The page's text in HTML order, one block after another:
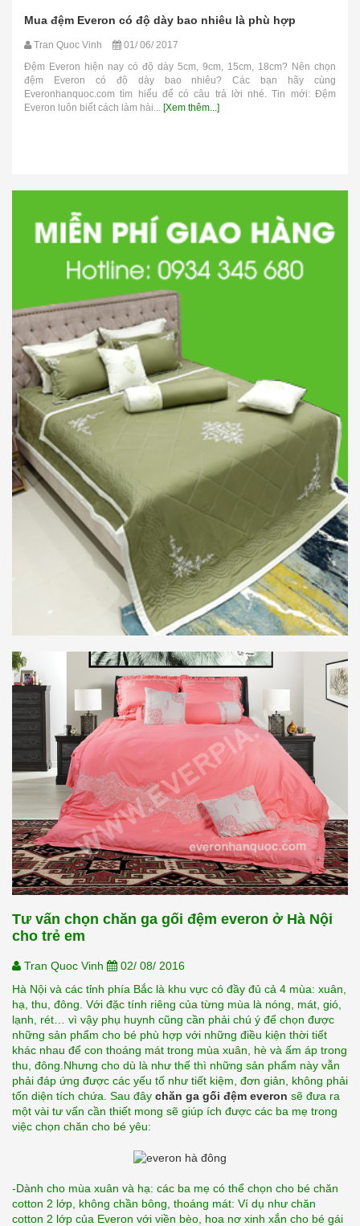
Mua đệm Everon có độ dày bao nhiêu là phù hợp
Tran Quoc Vinh
01/ 06/ 2017
Đệm Everon hiện nay có độ dày 5cm, 9cm, 15cm, 18cm? Nên chọn
đệm Everon có độ dày bao nhiêu? Các bạn hãy cùng
Everonhanquoc.com tìm hiểu để có câu trả lời nhé. Tin mới: Đệm
Everon luôn biết cách làm hài... [Xem thêm...]
Tư vấn chọn chăn ga gối đệm everon ở Hà Nội
cho trẻ em
Tran Quoc Vinh
02/ 08/ 2016
Hà Nội và các tỉnh phía Bắc là khu vực có đầy đủ cả 4 mùa: xuân,
hạ, thu, đông. Với đặc tính riêng của từng mùa là nóng, mát, gió,
lạnh, rét… vì vậy phụ huynh cũng cần phải chú ý để chọn được
những sản phẩm cho bé phù hợp với những điều kiện thời tiết
khác nhau để con thoáng mát trong mùa xuân, hè và ấm áp trong
thu, đông.Nhưng cho dù là như thế thì những sản phẩm này vẫn
phải đáp ứng được các yếu tố như tiết kiệm, đơn giản, không phải
tốn diện tích chứa. Sau đây chăn ga gối đệm everon sẽ đưa ra
một vài tư vấn cần thiết mong sẽ giúp ích được các ba mẹ trong
việc chọn chăn cho bé yêu:
-Dành cho mùa xuân và hạ: các ba mẹ có thể chọn cho bé chăn
cotton 2 lớp, không chần bông, thoáng mát: Ví dụ như chăn
cotton 2 lớp của Everon với viền bèo, hoa nơ xinh xắn cho bé gái